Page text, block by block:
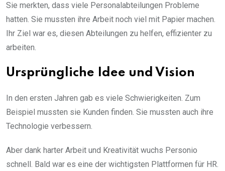
Sie merkten, dass viele Personalabteilungen Probleme
hatten. Sie mussten ihre Arbeit noch viel mit Papier machen.
Ihr Ziel war es, diesen Abteilungen zu helfen, effizienter zu
arbeiten.
Ursprüngliche Idee und Vision
In den ersten Jahren gab es viele Schwierigkeiten. Zum
Beispiel mussten sie Kunden finden. Sie mussten auch ihre
Technologie verbessern.
Aber dank harter Arbeit und Kreativität wuchs Personio
schnell. Bald war es eine der wichtigsten Plattformen für HR.